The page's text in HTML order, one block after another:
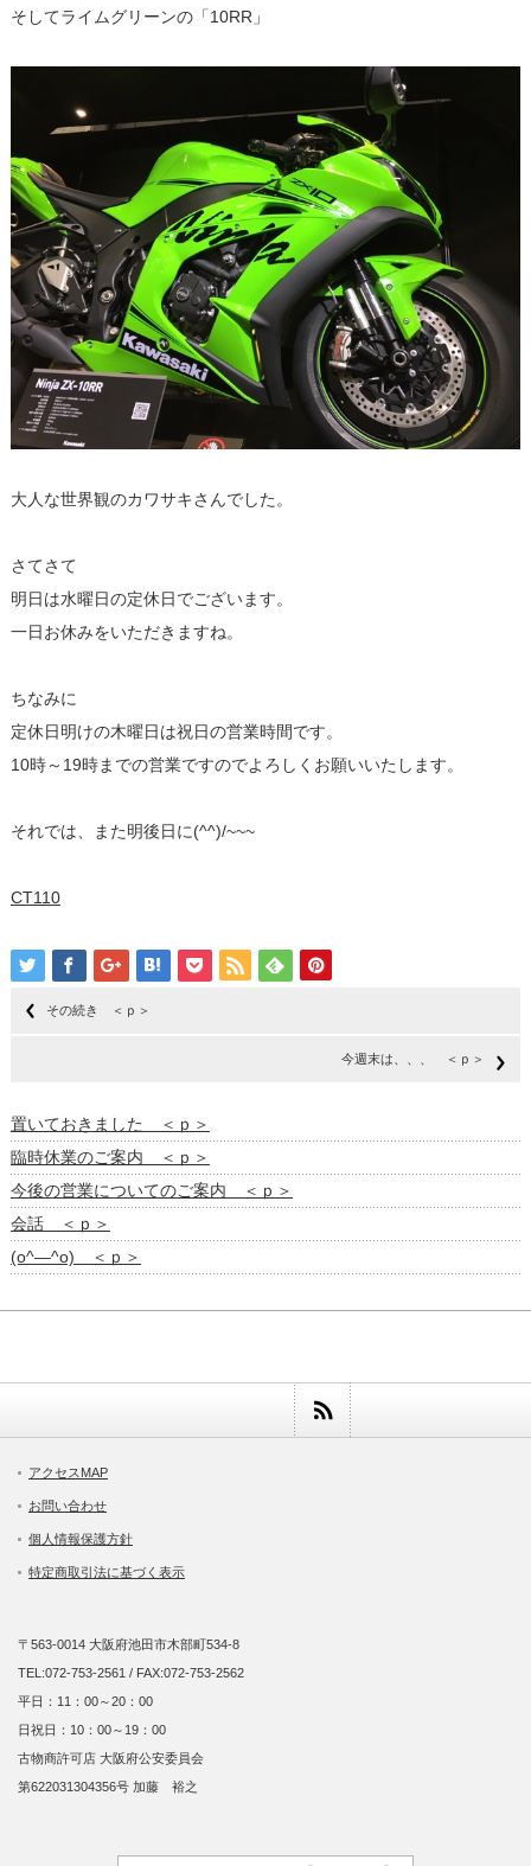
そしてライムグリーンの「10RR」
大人な世界観のカワサキさんでした。
さてさて
明日は水曜日の定休日でございます。
一日お休みをいただきますね。
ちなみに
定休日明けの木曜日は祝日の営業時間です。
10時～19時までの営業ですのでよろしくお願いいたします。
それでは、また明後日に(^^)/~~~
CT110
その続き ＜ｐ＞
今週末は、、、 ＜ｐ＞
置いておきました ＜ｐ＞
臨時休業のご案内 ＜ｐ＞
今後の営業についてのご案内 ＜ｐ＞
会話 ＜ｐ＞
(o^―^o) ＜ｐ＞
アクセスMAP
お問い合わせ
個人情報保護方針
特定商取引法に基づく表示
〒563-0014 大阪府池田市木部町534-8
TEL:072-753-2561 / FAX:072-753-2562
平日：11：00～20：00
日祝日：10：00～19：00
古物商許可店 大阪府公安委員会
第622031304356号 加藤 裕之